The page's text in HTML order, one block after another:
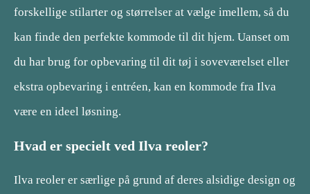
forskellige stilarter og størrelser at vælge imellem, så du
kan finde den perfekte kommode til dit hjem. Uanset om
du har brug for opbevaring til dit tøj i soveværelset eller
ekstra opbevaring i entréen, kan en kommode fra Ilva
være en ideel løsning.
Hvad er specielt ved Ilva reoler?
Ilva reoler er særlige på grund af deres alsidige design og